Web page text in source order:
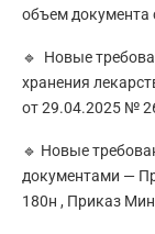
объем документа
🔹 Новые
хранения
от 29.04.2025 №
🔹 Новые
документами —
180н , Приказ